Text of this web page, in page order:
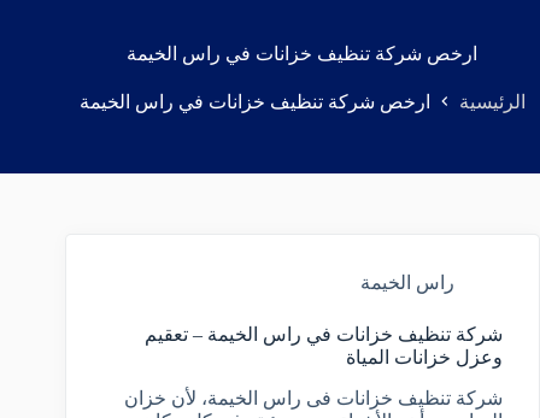
ارخص شركة تنظيف خزانات في راس الخيمة
الرئيسية ارخص شركة تنظيف خزانات في راس الخيمة
راس الخيمة
شركة تنظيف خزانات في راس الخيمة – تعقيم
وعزل خزانات المياة
شركة تنظيف خزانات فى راس الخيمة، لأن خزان